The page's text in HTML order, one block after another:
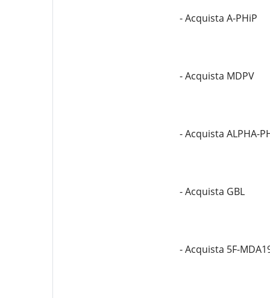
- Acquista A-PHiP
- Acquista MDPV
- Acquista ALPHA-
- Acquista GBL
- Acquista 5F-